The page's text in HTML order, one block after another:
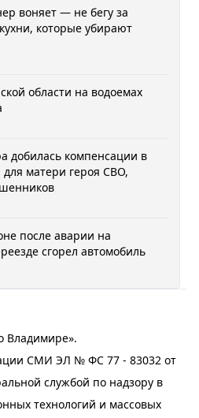
воняет — не бегу за
которые убирают
области на водоемах
добилась компенсации в
матери героя СВО,
после аварии на
сгорел автомобиль
Владимире».
СМИ ЭЛ № ФС 77 - 83032 от
службой по надзору в
технологий и массовых